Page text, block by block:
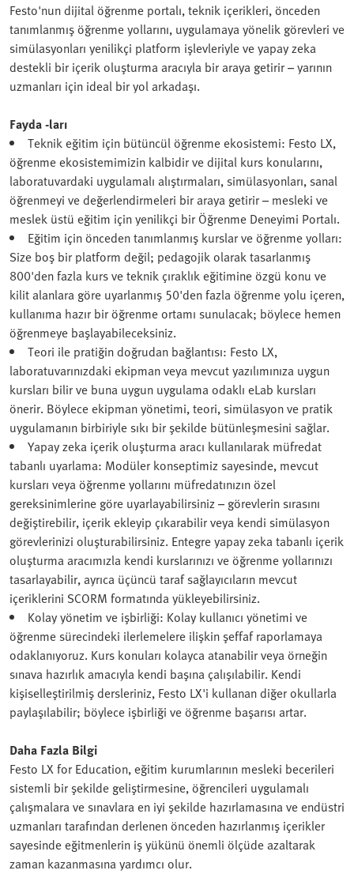
Festo'nun dijital öğrenme portalı, teknik içerikleri, önceden
tanımlanmış öğrenme yollarını, uygulamaya yönelik görevleri ve
simülasyonları yenilikçi platform işlevleriyle ve yapay zeka
destekli bir içerik oluşturma aracıyla bir araya getirir – yarının
uzmanları için ideal bir yol arkadaşı.
Fayda -ları
Teknik eğitim için bütüncül öğrenme ekosistemi: Festo LX,
öğrenme ekosistemimizin kalbidir ve dijital kurs konularını,
laboratuvardaki uygulamalı alıştırmaları, simülasyonları, sanal
öğrenmeyi ve değerlendirmeleri bir araya getirir – mesleki ve
meslek üstü eğitim için yenilikçi bir Öğrenme Deneyimi Portalı.
Eğitim için önceden tanımlanmış kurslar ve öğrenme yolları:
Size boş bir platform değil; pedagojik olarak tasarlanmış
800'den fazla kurs ve teknik çıraklık eğitimine özgü konu ve
kilit alanlara göre uyarlanmış 50'den fazla öğrenme yolu içeren,
kullanıma hazır bir öğrenme ortamı sunulacak; böylece hemen
öğrenmeye başlayabileceksiniz.
Teori ile pratiğin doğrudan bağlantısı: Festo LX,
laboratuvarınızdaki ekipman veya mevcut yazılımınıza uygun
kursları bilir ve buna uygun uygulama odaklı eLab kursları
önerir. Böylece ekipman yönetimi, teori, simülasyon ve pratik
uygulamanın birbiriyle sıkı bir şekilde bütünleşmesini sağlar.
Yapay zeka içerik oluşturma aracı kullanılarak müfredat
tabanlı uyarlama: Modüler konseptimiz sayesinde, mevcut
kursları veya öğrenme yollarını müfredatınızın özel
gereksinimlerine göre uyarlayabilirsiniz – görevlerin sırasını
değiştirebilir, içerik ekleyip çıkarabilir veya kendi simülasyon
görevlerinizi oluşturabilirsiniz. Entegre yapay zeka tabanlı içerik
oluşturma aracımızla kendi kurslarınızı ve öğrenme yollarınızı
tasarlayabilir, ayrıca üçüncü taraf sağlayıcıların mevcut
içeriklerini SCORM formatında yükleyebilirsiniz.
Kolay yönetim ve işbirliği: Kolay kullanıcı yönetimi ve
öğrenme sürecindeki ilerlemelere ilişkin şeffaf raporlamaya
odaklanıyoruz. Kurs konuları kolayca atanabilir veya örneğin
sınava hazırlık amacıyla kendi başına çalışılabilir. Kendi
kişiselleştirilmiş dersleriniz, Festo LX'i kullanan diğer okullarla
paylaşılabilir; böylece işbirliği ve öğrenme başarısı artar.
Daha Fazla Bilgi
Festo LX for Education, eğitim kurumlarının mesleki becerileri
sistemli bir şekilde geliştirmesine, öğrencileri uygulamalı
çalışmalara ve sınavlara en iyi şekilde hazırlamasına ve endüstri
uzmanları tarafından derlenen önceden hazırlanmış içerikler
sayesinde eğitmenlerin iş yükünü önemli ölçüde azaltarak
zaman kazanmasına yardımcı olur.